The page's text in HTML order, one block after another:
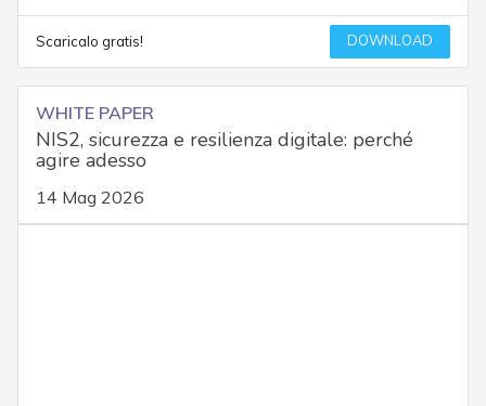
Scaricalo gratis! DOWNLOAD
WHITE PAPER
NIS2, sicurezza e resilienza digitale: perché
agire adesso
14 Mag 2026